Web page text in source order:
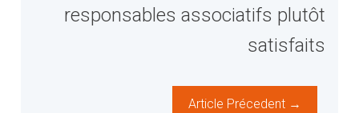
responsables associatifs plutôt
satisfaits
Article Précedent →